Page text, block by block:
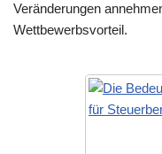
Veränderungen
Wettbewerbsvorteil.